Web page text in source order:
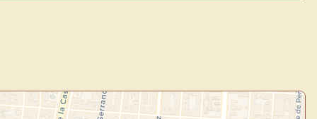
Explorar obras